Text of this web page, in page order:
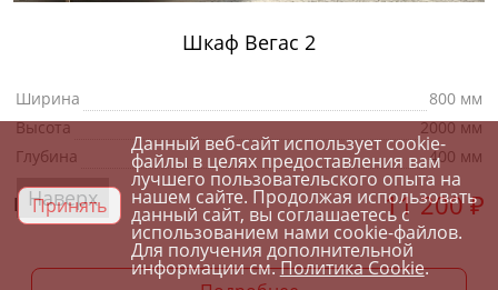
Шкаф Вегас 2
Ширина
800 мм
Высота
2000 мм
Глубина
400 мм
Цена от: 11 200 ₽
Наверх
Принять
Данный веб-сайт использует cookie-
файлы в целях предоставления вам
лучшего пользовательского опыта на
нашем сайте. Продолжая использовать
данный сайт, вы соглашаетесь с
использованием нами cookie-файлов.
Для получения дополнительной
информации см.Политика Cookie.